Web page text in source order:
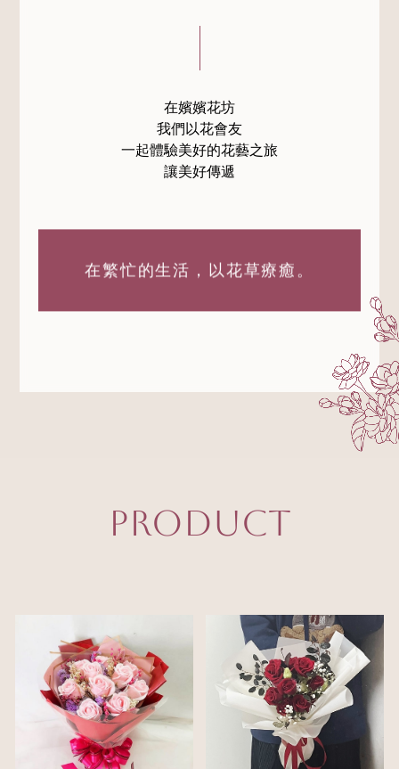
在嬪嬪花坊
我們以花會友
一起體驗美好的花藝之旅
讓美好傳遞
在繁忙的生活， 以花草療癒。
PRODUCT